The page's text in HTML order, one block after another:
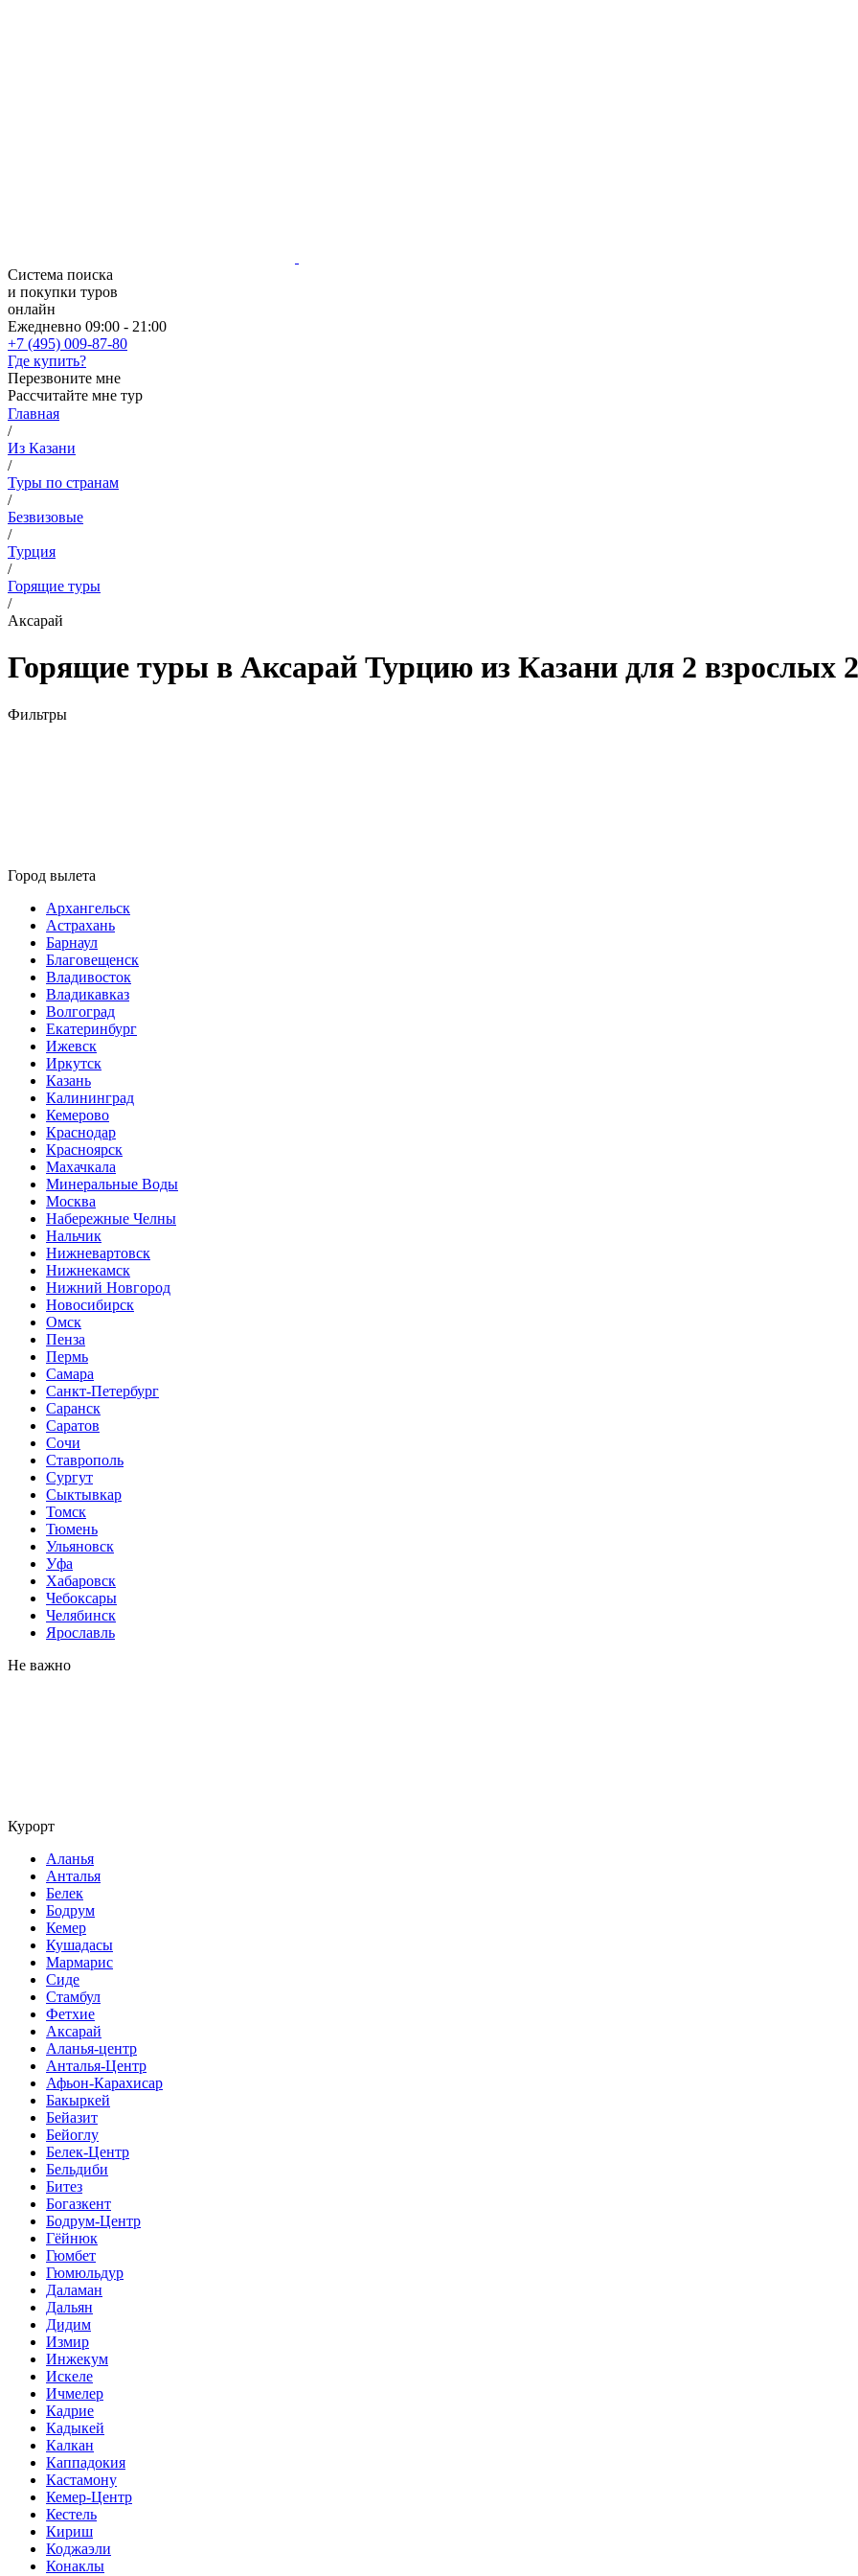
Система поиска
и покупки туров
онлайн
Ежедневно 09:00 - 21:00
+7 (495) 009-87-80
Где купить?
Перезвоните мне
Рассчитайте мне тур
Главная
/
Из Казани
/
Туры по странам
/
Безвизовые
/
Турция
/
Горящие туры
/
Аксарай
Горящие туры в Аксарай Турцию из Казани для 2 взрослых
Фильтры
Город вылета
Архангельск
Астрахань
Барнаул
Благовещенск
Владивосток
Владикавказ
Волгоград
Екатеринбург
Ижевск
Иркутск
Казань
Калининград
Кемерово
Краснодар
Красноярск
Махачкала
Минеральные Воды
Москва
Набережные Челны
Нальчик
Нижневартовск
Нижнекамск
Нижний Новгород
Новосибирск
Омск
Пенза
Пермь
Самара
Санкт-Петербург
Саранск
Саратов
Сочи
Ставрополь
Сургут
Сыктывкар
Томск
Тюмень
Ульяновск
Уфа
Хабаровск
Чебоксары
Челябинск
Ярославль
Не важно
Курорт
Аланья
Анталья
Белек
Бодрум
Кемер
Кушадасы
Мармарис
Сиде
Стамбул
Фетхие
Аксарай
Аланья-центр
Анталья-Центр
Афьон-Карахисар
Бакыркей
Бейазит
Бейоглу
Белек-Центр
Бельдиби
Битез
Богазкент
Бодрум-Центр
Гёйнюк
Гюмбет
Гюмюльдур
Даламан
Дальян
Дидим
Измир
Инжекум
Искеле
Ичмелер
Кадрие
Кадыкей
Калкан
Каппадокия
Кастамону
Кемер-Центр
Кестель
Кириш
Коджаэли
Конаклы